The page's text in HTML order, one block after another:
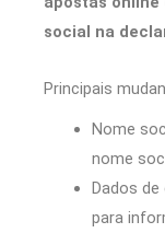
social na
Principais
Nome
nome
Dados
para